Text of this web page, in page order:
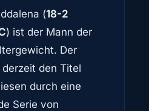
(18-2
) ist der Mann der
Der
den Titel
durch eine
Serie von